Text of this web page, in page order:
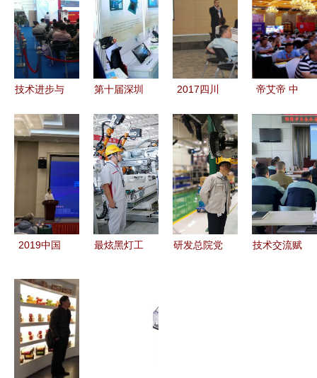
技术进步与
记“第二十
三届中国国
际专业音响
灯光乐器及
技术展览
会”技术交
第十届深圳
新交流会圆
满落幕 技
术与前瞻思
维的交锋
2017四川
化用户技术
交流会 技
术交流促发
展
帝艾帝 中
新产品、新
技术研讨交
流会（成都
站）技术交
流圆满成功
2019中国
频技术交流
峰会成功召
开 近百位
专家学者共
话声频未来
最炫黑灯工
研发总院党
技术交流赋